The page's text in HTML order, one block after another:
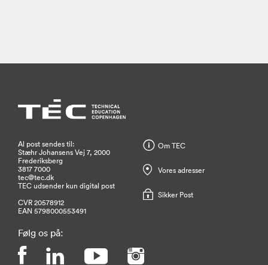
Al post sendes til:
Stæhr Johansens Vej 7, 2000
Frederiksberg
3817 7000
tec@tec.dk
TEC udsender kun digital post
CVR 20578912
EAN 5798000553491
Om TEC
Vores adresser
Sikker Post
Følg os på: